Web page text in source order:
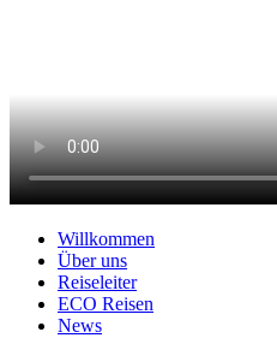
Willkommen
Über uns
Reiseleiter
ECO Reisen
News